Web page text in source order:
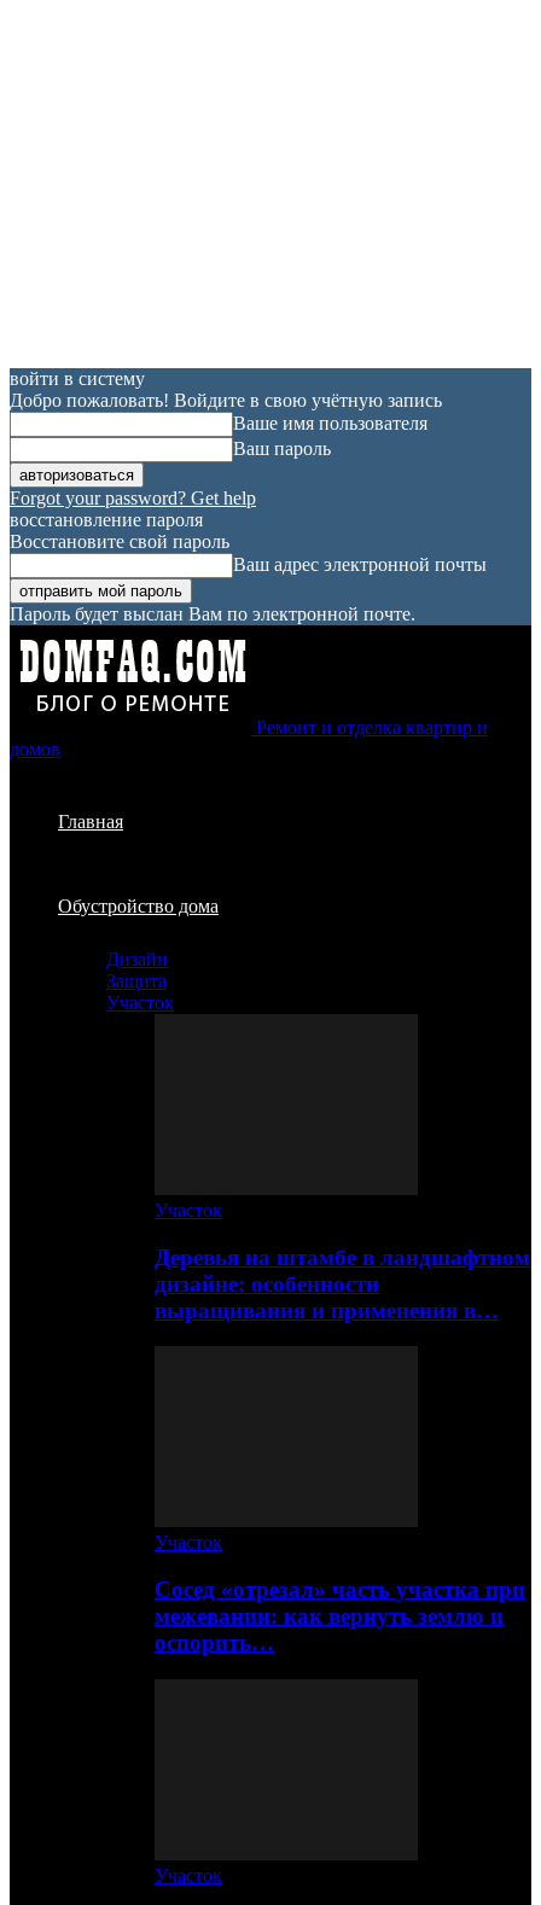
войти в систему
Добро пожаловать! Войдите в свою учётную запись
Ваше имя пользователя
Ваш пароль
Forgot your password? Get help
восстановление пароля
Восстановите свой пароль
Ваш адрес электронной почты
Пароль будет выслан Вам по электронной почте.
Ремонт и отделка квартир и
домов
Главная
Обустройство дома
Дизайн
Защита
Участок
Участок
Деревья на штамбе в ландшафтном
дизайне: особенности
выращивания и применения в…
Участок
Сосед «отрезал» часть участка при
межевании: как вернуть землю и
оспорить…
Участок